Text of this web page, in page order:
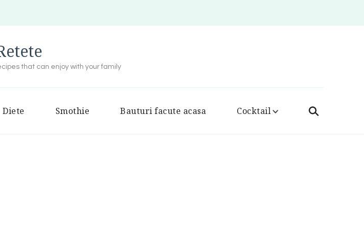
that can enjoy with your family
Diete Smothie Bauturi facute acasa Cocktail